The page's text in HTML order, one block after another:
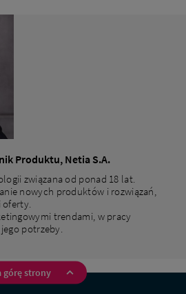
Produktu, Netia S.A.
związana od ponad 18 lat.
nowych produktów i rozwiązań,
trendami, w pracy
potrzeby.
górę strony